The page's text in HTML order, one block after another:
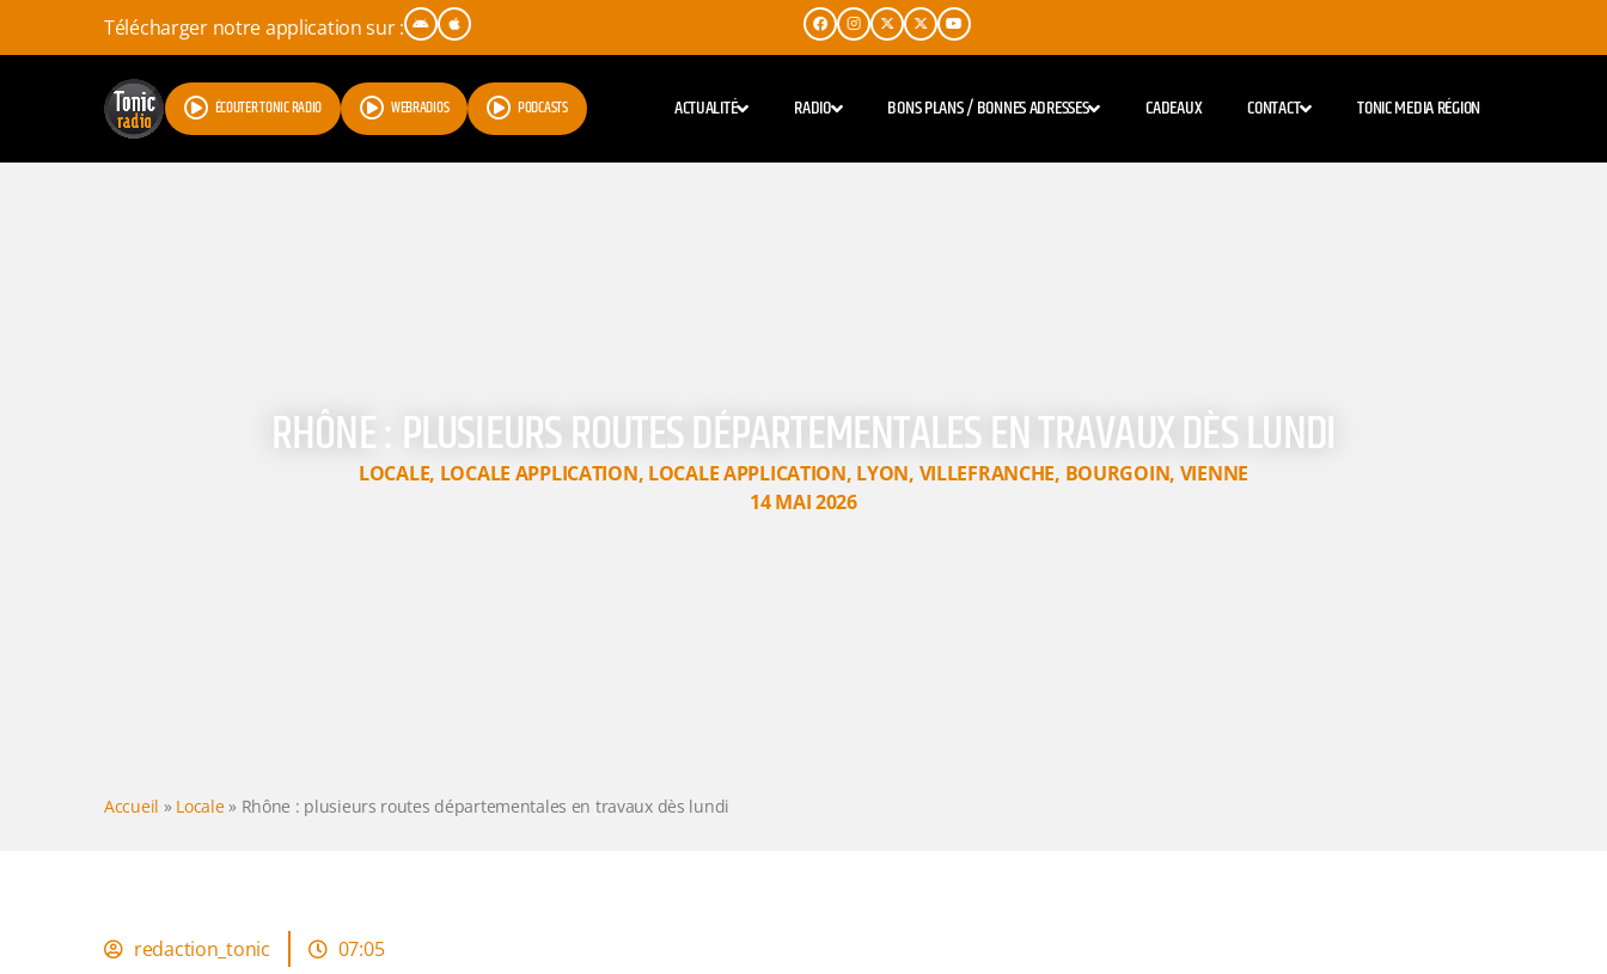
Télécharger notre application sur :
ÉCOUTER TONIC RADIO WEBRADIOS PODCASTS ACTUALITÉ RADIO BONS PLANS / BONNES ADRESSES CADEAUX CONTACT TONIC MEDIA RÉGION
RHÔNE : PLUSIEURS ROUTES DÉPARTEMENTALES EN TRAVAUX DÈS LUNDI
LOCALE, LOCALE APPLICATION, LOCALE APPLICATION, LYON, VILLEFRANCHE, BOURGOIN, VIENNE
14 MAI 2026
Accueil » Locale» Rhône : plusieurs routes départementales en travaux dès lundi
redaction_tonic 07:05